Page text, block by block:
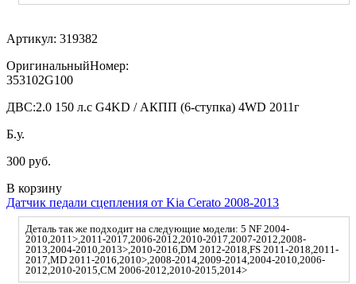
Артикул: 319382
ОригинальныйНомер:
353102G100
ДВС:2.0 150 л.с G4KD / АКПП (6-ступка) 4WD 2011г
Б.у.
300 руб.
В корзину
Датчик педали сцепления от Kia Cerato 2008-2013
Деталь так же подходит на следующие модели: 5 NF 2004-
2010,2011>,2011-2017,2006-2012,2010-2017,2007-2012,2008-
2013,2004-2010,2013>,2010-2016,DM 2012-2018,FS 2011-2018,2011-
2017,MD 2011-2016,2010>,2008-2014,2009-2014,2004-2010,2006-
2012,2010-2015,CM 2006-2012,2010-2015,2014>